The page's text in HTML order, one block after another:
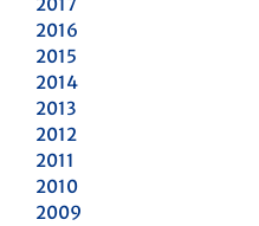
2016
2015
2014
2013
2012
2011
2010
2009